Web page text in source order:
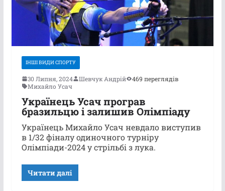
ІНШІ ВИДИ СПОРТУ
30 Липня, 2024 Шевчук Андрій
469 переглядів
Михайло Усач
Українець Усач програв
бразильцю і залишив Олімпіаду
Українець Михайло Усач невдало виступив
в 1/32 фіналу одиночного турніру
Олімпіади-2024 у стрільбі з лука.
Читати далі